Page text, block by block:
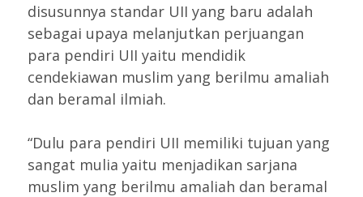
disusunnya standar UII yang baru adalah
sebagai upaya melanjutkan perjuangan
para pendiri UII yaitu mendidik
cendekiawan muslim yang berilmu amaliah
dan beramal ilmiah.
“Dulu para pendiri UII memiliki tujuan yang
sangat mulia yaitu menjadikan sarjana
muslim yang berilmu amaliah dan beramal